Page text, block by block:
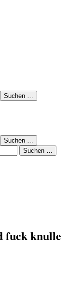
Suchen …
Suchen …
Suchen …
fuck knulle